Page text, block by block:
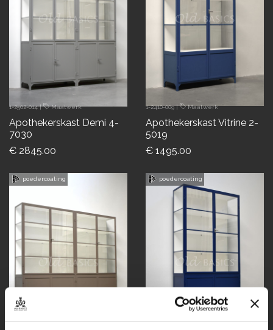
1-2502-014| Maatwerk
Apothekerskast Demi 4-
7030
€ 2845.00
1-2410-009| Maatwerk
Apothekerskast Vitrine 2-
5019
€ 1495.00
poedercoating poedercoating